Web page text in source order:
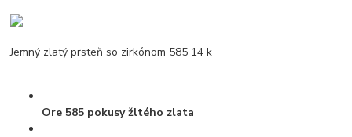
Jemný zlatý prsteň so zirkónom 585 14 k
Ore 585 pokusy žltého zlata